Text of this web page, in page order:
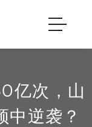
亿次，山
中逆袭？